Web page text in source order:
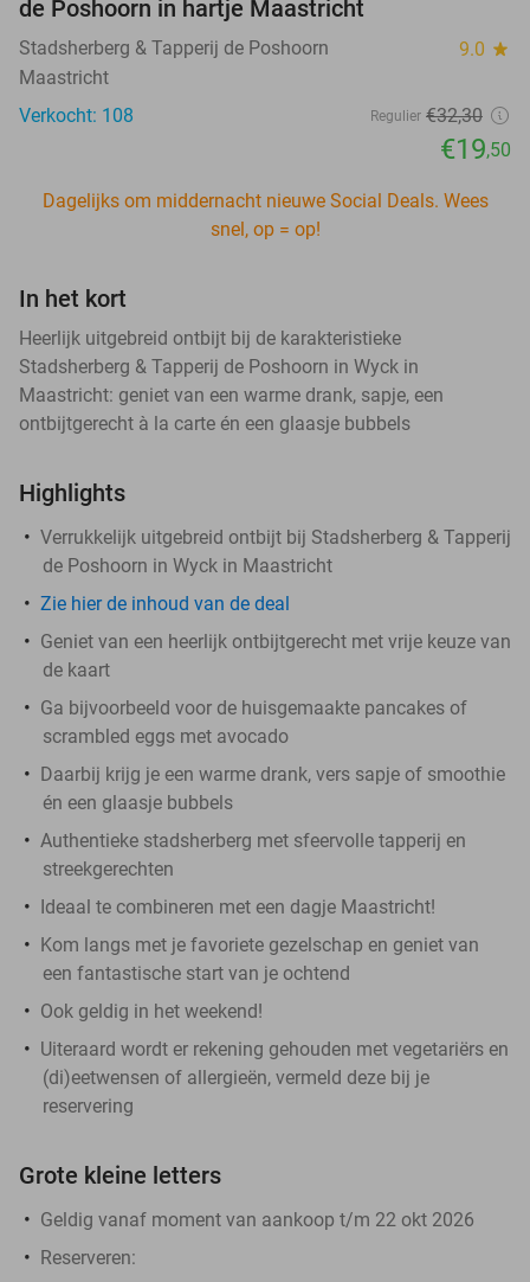
de Poshoorn in hartje Maastricht
Stadsherberg & Tapperij de Poshoorn 9.0 star
Maastricht
Verkocht: 108
Regulier €32,30
€19,50
Dagelijks om middernacht nieuwe Social Deals. Wees
snel, op = op!
In het kort
Heerlijk uitgebreid ontbijt bij de karakteristieke
Stadsherberg & Tapperij de Poshoorn in Wyck in
Maastricht: geniet van een warme drank, sapje, een
ontbijtgerecht à la carte én een glaasje bubbels
Highlights
Verrukkelijk uitgebreid ontbijt bij Stadsherberg & Tapperij
de Poshoorn in Wyck in Maastricht
Zie hier de inhoud van de deal
Geniet van een heerlijk ontbijtgerecht met vrije keuze van
de kaart
Ga bijvoorbeeld voor de huisgemaakte pancakes of
scrambled eggs met avocado
Daarbij krijg je een warme drank, vers sapje of smoothie
én een glaasje bubbels
Authentieke stadsherberg met sfeervolle tapperij en
streekgerechten
Ideaal te combineren met een dagje Maastricht!
Kom langs met je favoriete gezelschap en geniet van
een fantastische start van je ochtend
Ook geldig in het weekend!
Uiteraard wordt er rekening gehouden met vegetariërs en
(di)eetwensen of allergieën, vermeld deze bij je
reservering
Grote kleine letters
Geldig vanaf moment van aankoop t/m 22 okt 2026
Reserveren: